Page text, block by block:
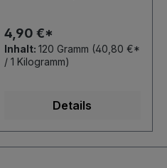
Aromatischer Pfeffer,
Knoblauch und Zwiebel
Basilikum sorgen für
4,90 €*
Inhalt: 120 Gramm (40,80 €*
/ 1 Kilogramm)
Details